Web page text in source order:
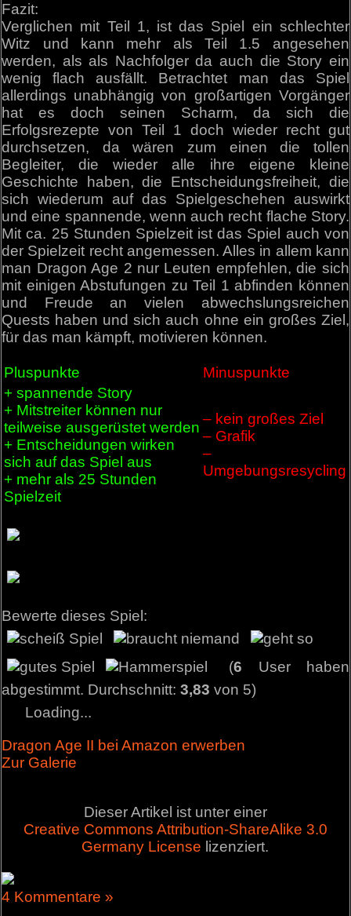
Fazit:
Verglichen mit Teil 1, ist das Spiel ein schlechter
Witz und kann mehr als Teil 1.5 angesehen
werden, als als Nachfolger da auch die Story ein
wenig flach ausfällt. Betrachtet man das Spiel
allerdings unabhängig von großartigen Vorgänger
hat es doch seinen Scharm, da sich die
Erfolgsrezepte von Teil 1 doch wieder recht gut
durchsetzen, da wären zum einen die tollen
Begleiter, die wieder alle ihre eigene kleine
Geschichte haben, die Entscheidungsfreiheit, die
sich wiederum auf das Spielgeschehen auswirkt
und eine spannende, wenn auch recht flache Story.
Mit ca. 25 Stunden Spielzeit ist das Spiel auch von
der Spielzeit recht angemessen. Alles in allem kann
man Dragon Age 2 nur Leuten empfehlen, die sich
mit einigen Abstufungen zu Teil 1 abfinden können
und Freude an vielen abwechslungsreichen
Quests haben und sich auch ohne ein großes Ziel,
für das man kämpft, motivieren können.
Pluspunkte
Minuspunkte
+ spannende Story
+ Mitstreiter können nur
teilweise ausgerüstet werden
+ Entscheidungen wirken
sich auf das Spiel aus
+ mehr als 25 Stunden
Spielzeit
– kein großes Ziel
– Grafik
–
Umgebungsresycling
Bewerte dieses Spiel:
(6 User haben
abgestimmt. Durchschnitt:3,83 von 5)
Loading...
Dragon Age II bei Amazon erwerben
Zur Galerie
Dieser Artikel ist unter einer
Creative Commons Attribution-ShareAlike 3.0
Germany License lizenziert.
4 Kommentare »